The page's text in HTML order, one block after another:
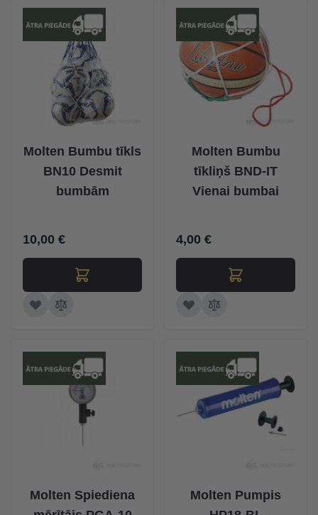
Molten Bumbu tīkls
BN10 Desmit
bumbām
10,00 €
Molten Bumbu
tīkliņš BND-IT
Vienai bumbai
4,00 €
Molten Spiediena
Molten Pumpis